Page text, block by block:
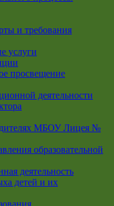
и требования
услуги
просвещение
деятельности
МБОУ Лицея №
образовательной
деятельность
детей и их